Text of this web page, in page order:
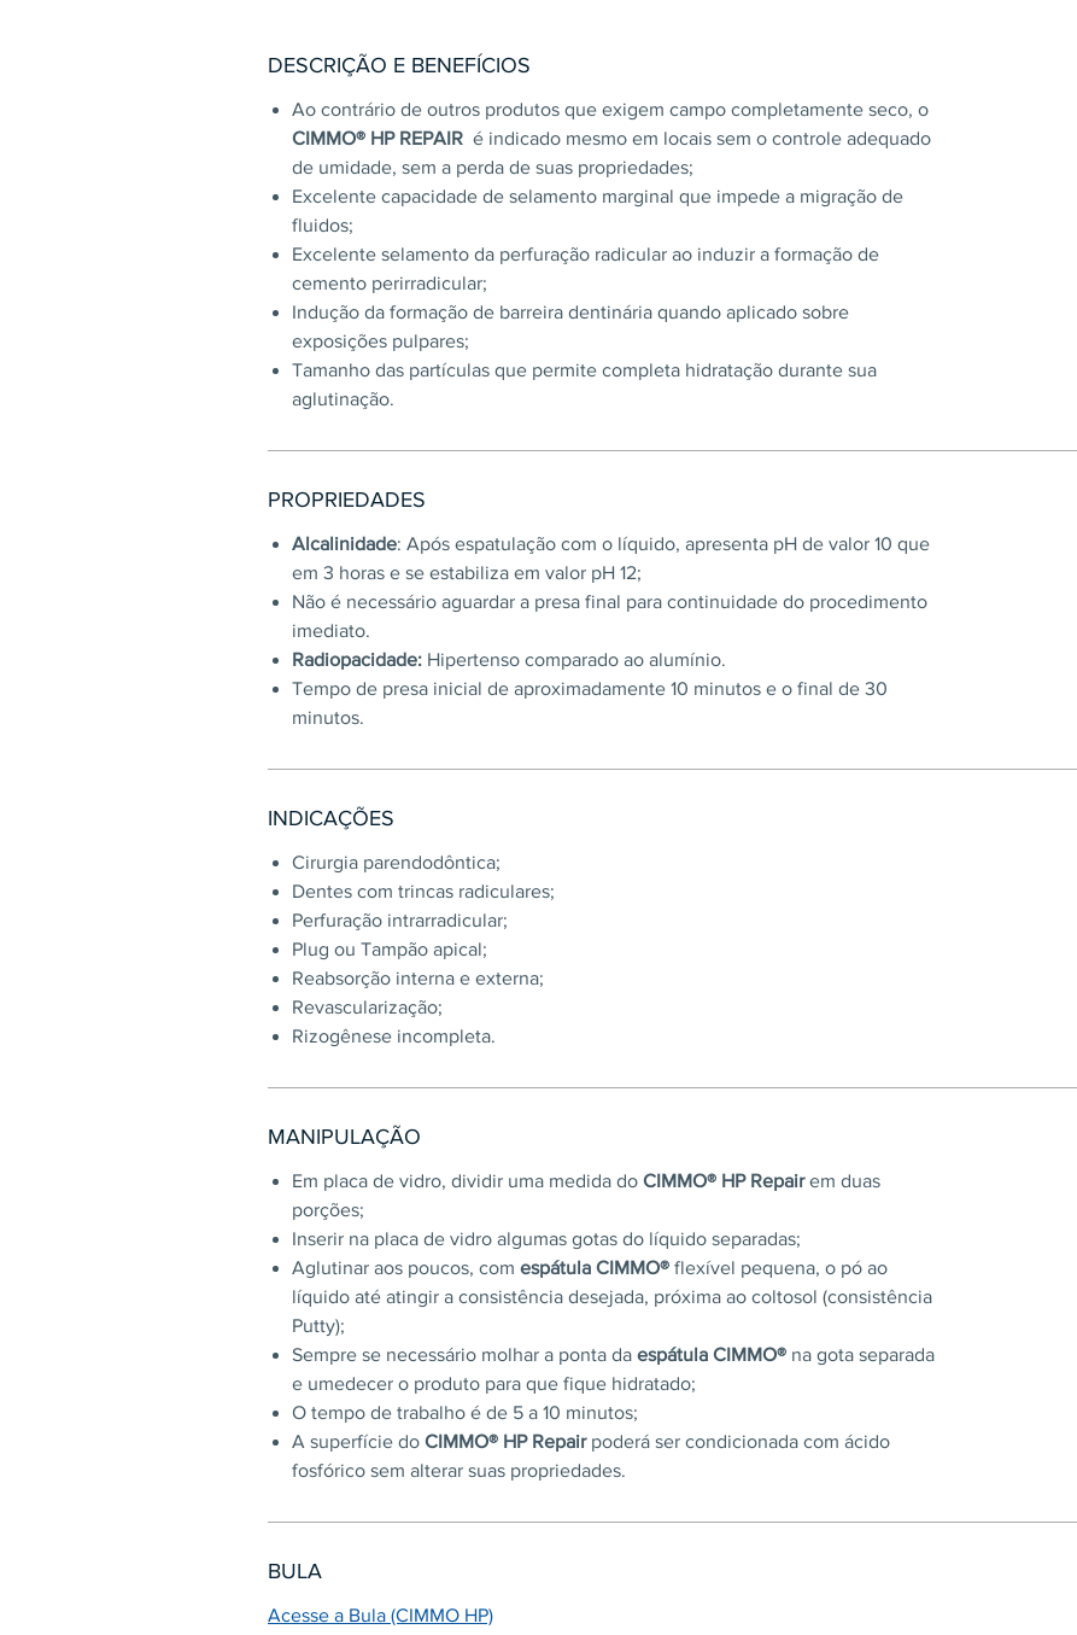
DESCRIÇÃO E BENEFÍCIOS
Ao contrário de outros produtos que exigem campo completamente seco, o
CIMMO® HP REPAIR é indicado mesmo em locais sem o controle adequado
de umidade, sem a perda de suas propriedades;
Excelente capacidade de selamento marginal que impede a migração de
fluidos;
Excelente selamento da perfuração radicular ao induzir a formação de
cemento perirradicular;
Indução da formação de barreira dentinária quando aplicado sobre
exposições pulpares;
Tamanho das partículas que permite completa hidratação durante sua
aglutinação.
PROPRIEDADES
Alcalinidade: Após espatulação com o líquido, apresenta pH de valor 10 que
em 3 horas e se estabiliza em valor pH 12;
Não é necessário aguardar a presa final para continuidade do procedimento
imediato.
Radiopacidade: Hipertenso comparado ao alumínio.
Tempo de presa inicial de aproximadamente 10 minutos e o final de 30
minutos.
INDICAÇÕES
Cirurgia parendodôntica;
Dentes com trincas radiculares;
Perfuração intrarradicular;
Plug ou Tampão apical;
Reabsorção interna e externa;
Revascularização;
Rizogênese incompleta.
MANIPULAÇÃO
Em placa de vidro, dividir uma medida do CIMMO® HP Repairem duas
porções;
Inserir na placa de vidro algumas gotas do líquido separadas;
Aglutinar aos poucos, com espátula CIMMO® flexível pequena, o pó ao
líquido até atingir a consistência desejada, próxima ao coltosol (consistência
Putty);
Sempre se necessário molhar a ponta da espátula CIMMO® na gota separada
e umedecer o produto para que fique hidratado;
O tempo de trabalho é de 5 a 10 minutos;
A superfície do CIMMO® HP Repairpoderá ser condicionada com ácido
fosfórico sem alterar suas propriedades.
BULA
Acesse a Bula (CIMMO HP)